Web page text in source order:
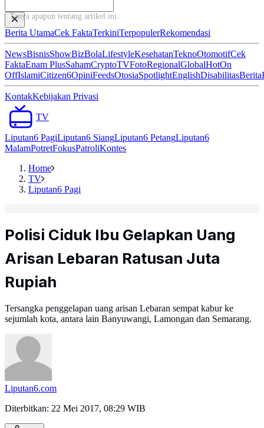
Ba
Berita UtamaCek FaktaTerkiniTerpopulerRekomendasi
NewsBisnisShowBizBolaLifestyleKesehatanTeknoOtomotifCek
FaktaEnam PlusSahamCryptoTVFotoRegionalGlobalHotOn
OffIslamiCitizen6OpiniFeedsOtosiaSpotlightEnglishDisabilitasBerita
KontakKebijakan Privasi
TV
Liputan6 PagiLiputan6 SiangLiputan6 PetangLiputan6
MalamPotretFokusPatroliKontes
Home
TV
Liputan6 Pagi
Polisi Ciduk Ibu Gelapkan Uang
Arisan Lebaran Ratusan Juta
Rupiah
Tersangka penggelapan uang arisan Lebaran sempat kabur ke
sejumlah kota, antara lain Banyuwangi, Lamongan dan Semarang.
Liputan6.com
Diterbitkan: 22 Mei 2017, 08:29 WIB